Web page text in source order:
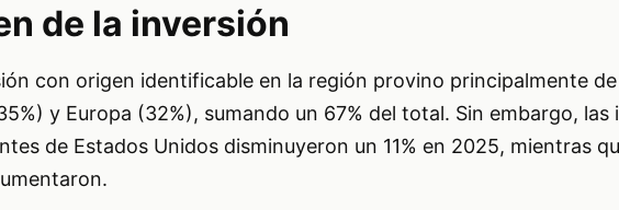
de la inversión
con origen identificable en la región provino principalmente
y Europa (32%), sumando un 67% del total. Sin embargo, las
de Estados Unidos disminuyeron un 11% en 2025, mientras